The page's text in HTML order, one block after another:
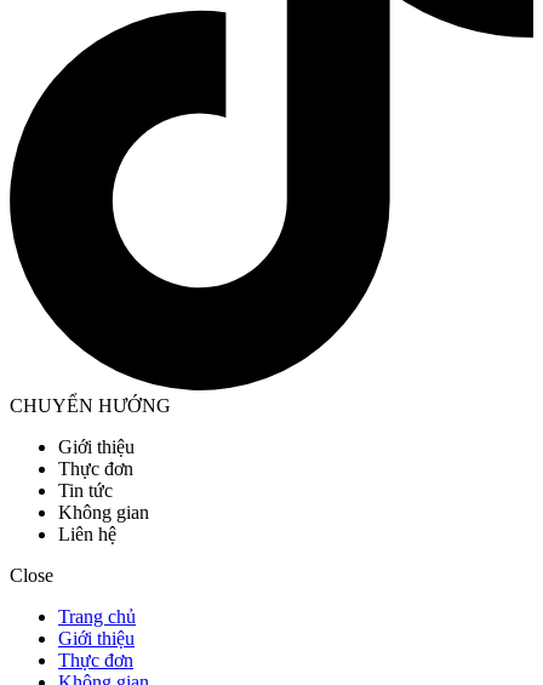
CHUYỂN HƯỚNG
Giới thiệu
Thực đơn
Tin tức
Không gian
Liên hệ
Close
Trang chủ
Giới thiệu
Thực đơn